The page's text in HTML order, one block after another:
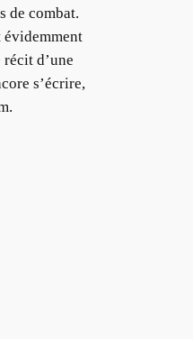
de combat.
évidemment
d’une
s’écrire,